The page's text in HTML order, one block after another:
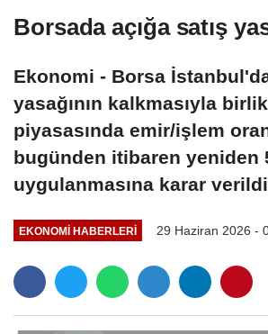
Borsada açığa satış
Ekonomi - Borsa
yasağının kalkmasıyla
piyasasında emir/işlem
bugünden itibaren yeniden
uygulanmasına karar
EKONOMI HABERLERI 29 Haziran 2026 -